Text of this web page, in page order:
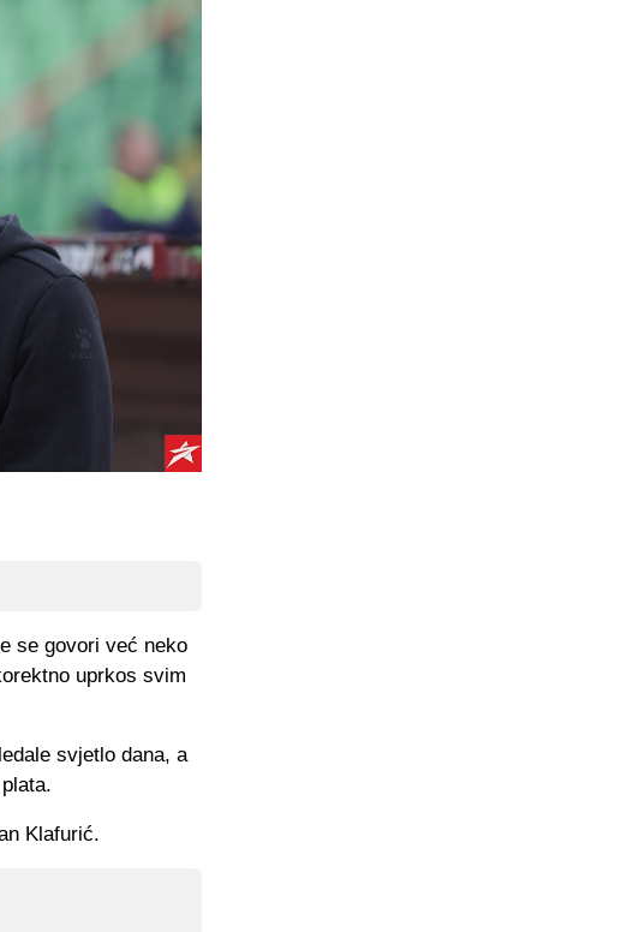
se govori već neko
uprkos svim
svjetlo dana, a
Klafurić.